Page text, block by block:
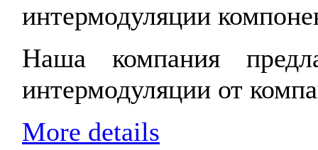
интермодуляции
Наша компания
интермодуляции от
More details